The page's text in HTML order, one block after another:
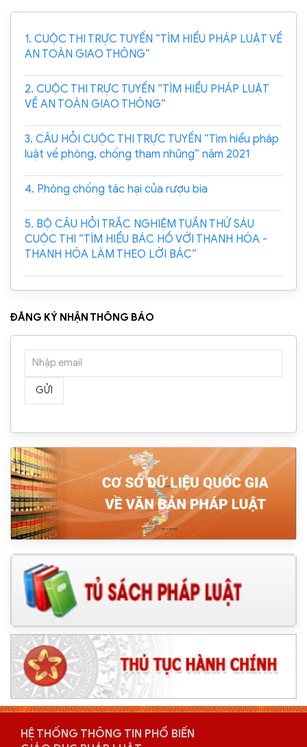
1. CUỘC THI TRỰC TUYẾN “TÌM HIỂU PHÁP LUẬT VỀ
AN TOÀN GIAO THÔNG”
2. CUỘC THI TRỰC TUYẾN “TÌM HIỂU PHÁP LUẬT
VỀ AN TOÀN GIAO THÔNG”
3. CÂU HỎI CUỘC THI TRỰC TUYẾN “Tìm hiểu pháp
luật về phòng, chống tham nhũng” năm 2021
4. Phòng chống tác hại của rượu bia
5. BỘ CÂU HỎI TRẮC NGHIỆM TUẦN THỨ SÁU
CUỘC THI “TÌM HIỂU BÁC HỒ VỚI THANH HÓA -
THANH HÓA LÀM THEO LỜI BÁC”
ĐĂNG KÝ NHẬN THÔNG BÁO
GỬI
HỆ THỐNG THÔNG TIN PHỔ BIẾN